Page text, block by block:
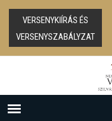
VERSENYKIÍRÁS ÉS
VERSENYSZABÁLYZAT